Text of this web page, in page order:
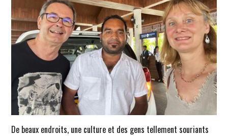
De beaux endroits, une culture et des gens tellement souriants